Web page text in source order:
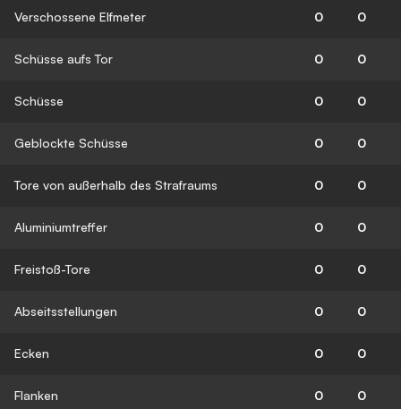
Verschossene Elfmeter 0 0
Schüsse aufs Tor 0 0
Schüsse 0 0
Geblockte Schüsse 0 0
Tore von außerhalb des Strafraums 0 0
Aluminiumtreffer 0 0
Freistoß-Tore 0 0
Abseitsstellungen 0 0
Ecken 0 0
Flanken 0 0